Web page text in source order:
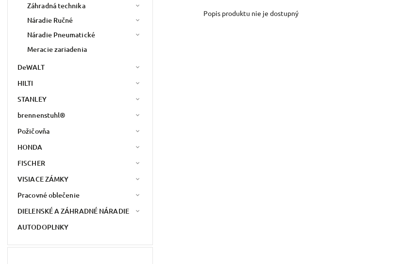
Záhradná technika
Náradie Ručné
Náradie Pneumatické
Meracie zariadenia
DeWALT
HILTI
STANLEY
brennenstuhl®
Požičovňa
HONDA
FISCHER
VISIACE ZÁMKY
Pracovné oblečenie
DIELENSKÉ A ZÁHRADNÉ NÁRADIE
AUTODOPLNKY
Popis produktu nie je dostupný